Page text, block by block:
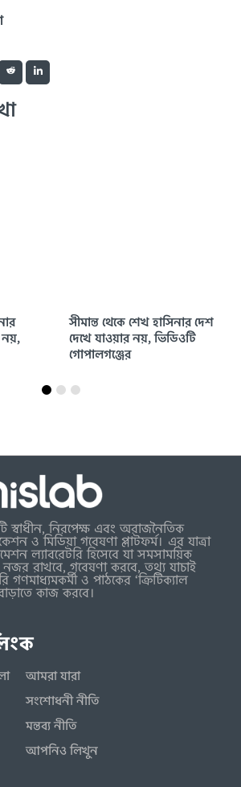
নয়,
সীমান্ত থেকে শেখ হাসিনার দেশ
দেখে যাওয়ার নয়, ভিডিওটি
গোপালগঞ্জের
স্বাধীন, নিরপেক্ষ এবং অরাজনৈতিক
ও মিডিয়া গবেষণা প্লাটফর্ম। এর যাত্রা
ল্যাবরেটরি হিসেবে যা সমসাময়িক
নজর রাখবে, গবেষণা করবে, তথ্য যাচাই
গণমাধ্যমকর্মী ও পাঠকের ‘ক্রিটিক্যাল
কাজ করবে।
আমরা যারা
সংশোধনী নীতি
মন্তব্য নীতি
আপনিও লিখুন